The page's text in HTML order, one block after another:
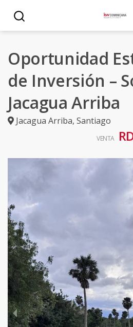
Oportunidad
de Inversión –
Jacagua Arriba
Jacagua Arriba, Santiago
VENTA